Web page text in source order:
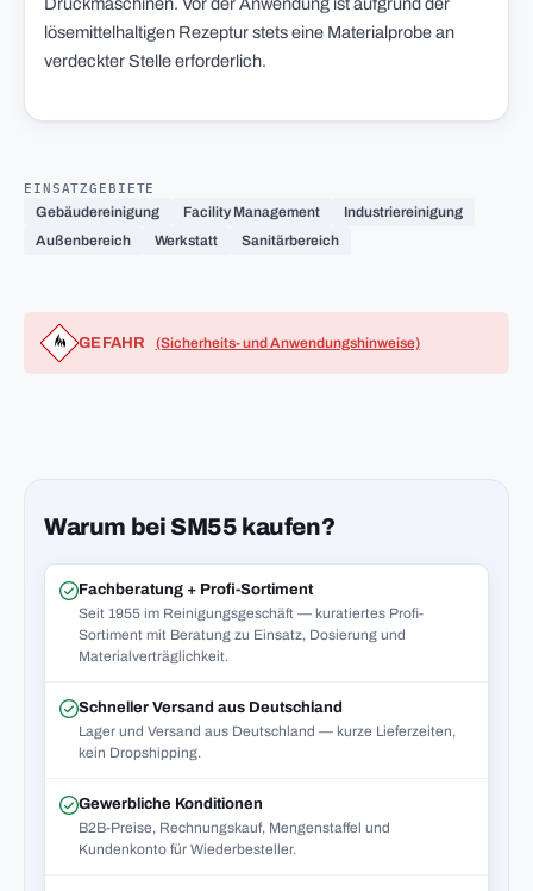
lösemittelhaltigen Rezeptur stets eine Materialprobe an
verdeckter Stelle erforderlich.
EINSATZGEBIETE
Gebäudereinigung
Facility Management
Industriereinigung
Außenbereich
Werkstatt Sanitärbereich
GEFAHR (Sicherheits- und Anwendungshinweise)
Warum bei SM55 kaufen?
Fachberatung + Profi-Sortiment
Seit 1955 im Reinigungsgeschäft — kuratiertes Profi-
Sortiment mit Beratung zu Einsatz, Dosierung und
Materialverträglichkeit.
Schneller Versand aus Deutschland
Lager und Versand aus Deutschland — kurze Lieferzeiten,
kein Dropshipping.
Gewerbliche Konditionen
B2B-Preise, Rechnungskauf, Mengenstaffel und
Kundenkonto für Wiederbesteller.